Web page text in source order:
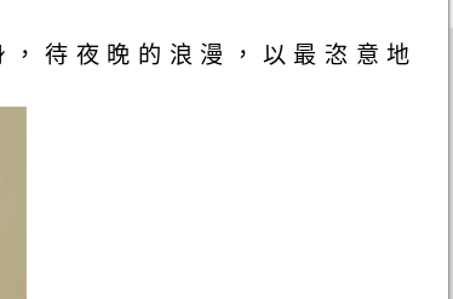
待夜晚的浪漫，以最恣意地